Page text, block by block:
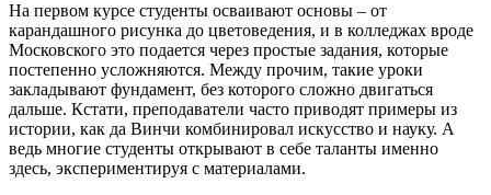
На первом курсе студенты осваивают основы – от
карандашного рисунка до цветоведения, и в колледжах вроде
Московского это подается через простые задания, которые
постепенно усложняются. Между прочим, такие уроки
закладывают фундамент, без которого сложно двигаться
дальше. Кстати, преподаватели часто приводят примеры из
истории, как да Винчи комбинировал искусство и науку. А
ведь многие студенты открывают в себе таланты именно
здесь, экспериментируя с материалами.